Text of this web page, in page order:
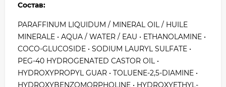
Состав:
PARAFFINUM LIQUIDUM / MINERAL OIL / HUILE
MINERALE • AQUA / WATER / EAU • ETHANOLAMINE •
COCO-GLUCOSIDE • SODIUM LAURYL SULFATE •
PEG-40 HYDROGENATED CASTOR OIL •
HYDROXYPROPYL GUAR • TOLUENE-2,5-DIAMINE •